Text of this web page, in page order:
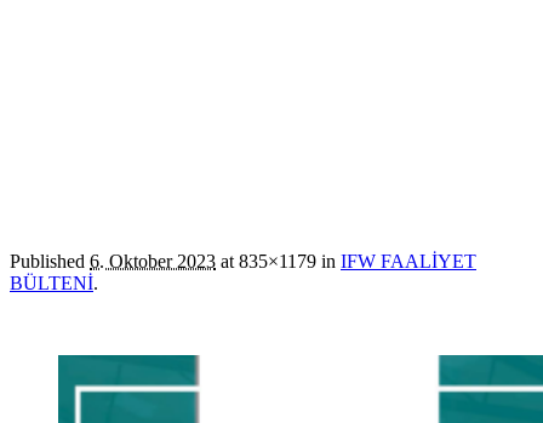
Published 6. Oktober 2023 at 835×1179 in IFW FAALİYET
BÜLTENİ.